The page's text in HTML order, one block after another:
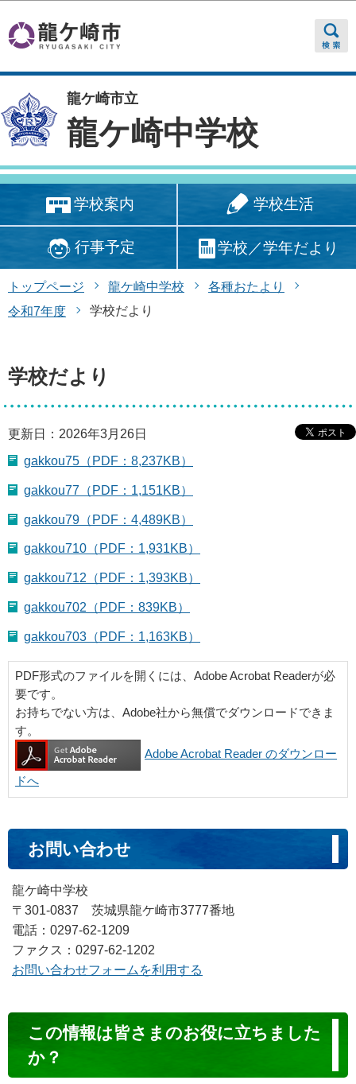
龍ケ崎市立
龍ケ崎中学校
学校案内 学校生活
行事予定 学校／学年だより
トップページ 龍ケ崎中学校
各種おたより
令和7年度
学校だより
学校だより
更新日：2026年3月26日
gakkou75（PDF：8,237KB）
gakkou77（PDF：1,151KB）
gakkou79（PDF：4,489KB）
gakkou710（PDF：1,931KB）
gakkou712（PDF：1,393KB）
gakkou702（PDF：839KB）
gakkou703（PDF：1,163KB）
PDF形式のファイルを開くには、Adobe Acrobat Readerが必
要です。
お持ちでない方は、Adobe社から無償でダウンロードできま
す。
Adobe Acrobat Reader のダウンロー
ドへ
お問い合わせ
龍ケ崎中学校
〒301-0837 茨城県龍ケ崎市3777番地
電話：0297-62-1209
ファクス：0297-62-1202
お問い合わせフォームを利用する
ン
この情報は皆さまのお役に立ちました
か？